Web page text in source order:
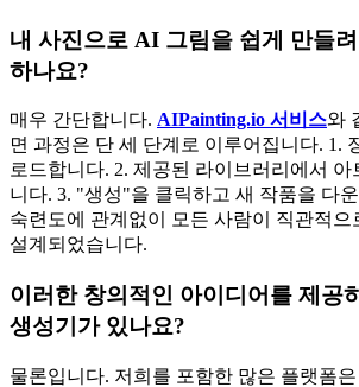
내 사진으로 AI 그림을 쉽게 만들
하나요?
매우 간단합니다. AIPainting.io 서비스와
면 과정은 단 세 단계로 이루어집니다. 1.
로드합니다. 2. 제공된 라이브러리에서
니다. 3. "생성"을 클릭하고 새 작품을 다
숙련도에 관계없이 모든 사람이 직관적으
설계되었습니다.
이러한 창의적인 아이디어를 제공
생성기가 있나요?
물론입니다. 저희를 포함한 많은 플랫폼은